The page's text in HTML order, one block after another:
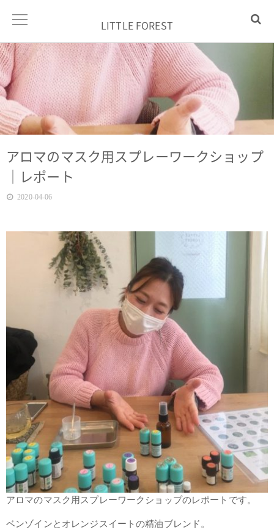
LITTLE FOREST
アロマのマスク用スプレーワークショップ
｜レポート
2020-04-06
アロマのマスク用スプレーワークショップのレポートです。
ベンゾインとオレンジスイートの精油ブレンド。